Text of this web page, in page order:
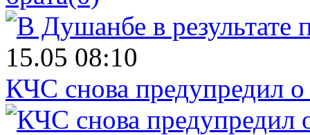
15.05 08:10
КЧС снова предупредил